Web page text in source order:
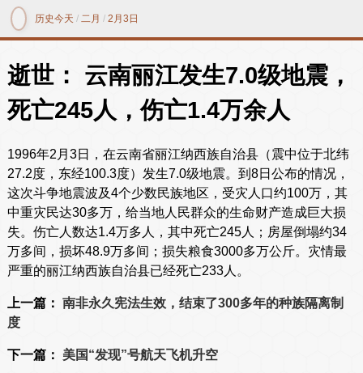
历史今天 /二月 /2月3日
逝世： 云南丽江发生7.0级地震，
死亡245人，伤亡1.4万余人
1996年2月3日，在云南省丽江纳西族自治县（震中位于北纬
27.2度，东经100.3度）发生7.0级地震。到8日公布的情况，
这次斗争地震波及4个少数民族地区，受灾人口约100万，其
中重灾民达30多万，给当地人民群众的生命财产造成巨大损
失。伤亡人数达1.4万多人，其中死亡245人；房屋倒塌约34
万多间，损坏48.9万多间；损失粮食3000多万公斤。灾情最
严重的丽江纳西族自治县已经死亡233人。
上一篇： 南非永久宪法生效，结束了300多年的种族隔离制
度
下一篇： 美国“发现”号航天飞机升空